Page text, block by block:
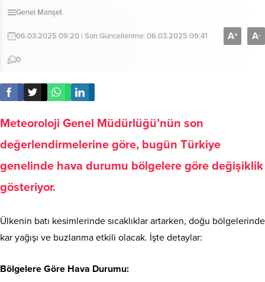
Genel Manşet
06.03.2025 09:20 | Son Güncellenme: 06.03.2025 09:41
0
A+ A-
Meteoroloji Genel Müdürlüğü’nün son
değerlendirmelerine göre, bugün Türkiye
genelinde hava durumu bölgelere göre değişiklik
gösteriyor.
Ülkenin batı kesimlerinde sıcaklıklar artarken, doğu bölgelerinde
kar yağışı ve buzlanma etkili olacak. İşte detaylar:
Bölgelere Göre Hava Durumu: